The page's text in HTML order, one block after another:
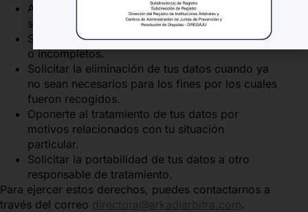
Acceder a los datos personales que tenemos
sobre ti.
Solicitar la rectificación de los datos inexactos
o incompletos.
Solicitar la eliminación de tus datos cuando ya
no sean necesarios para los fines por los cuales
fueron recogidos.
Oponerte al tratamiento de tus datos por
motivos relacionados con tu situación
particular.
Solicitar la portabilidad de tus datos a otro
responsable de tratamiento.
Para ejercer estos derechos, puedes contactarnos a
través del correo directora@arkadiarbitra.com .